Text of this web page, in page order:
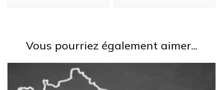
Vous pourriez également aimer...